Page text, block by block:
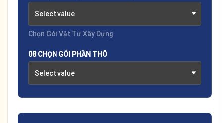
Select value
Chọn Gói Vật Tư Xây Dựng
08 CHỌN GÓI PHẦN THÔ
Select value